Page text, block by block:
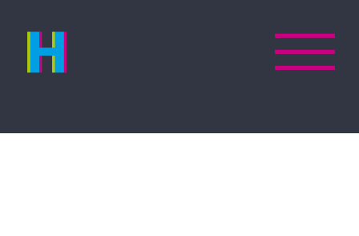
Inhalt
springen